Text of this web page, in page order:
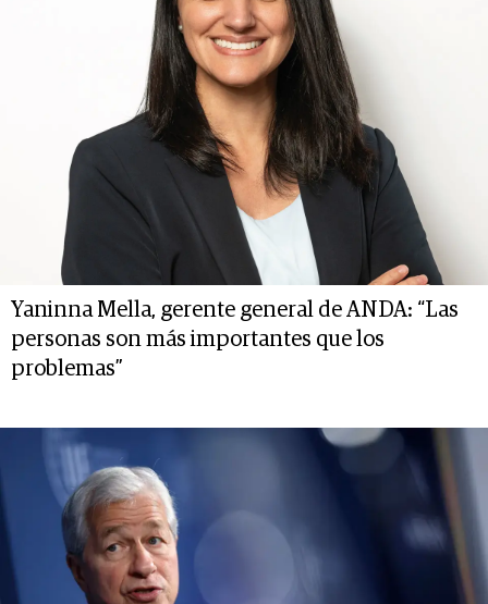
Yaninna Mella, gerente general de ANDA: “Las
personas son más importantes que los
problemas”